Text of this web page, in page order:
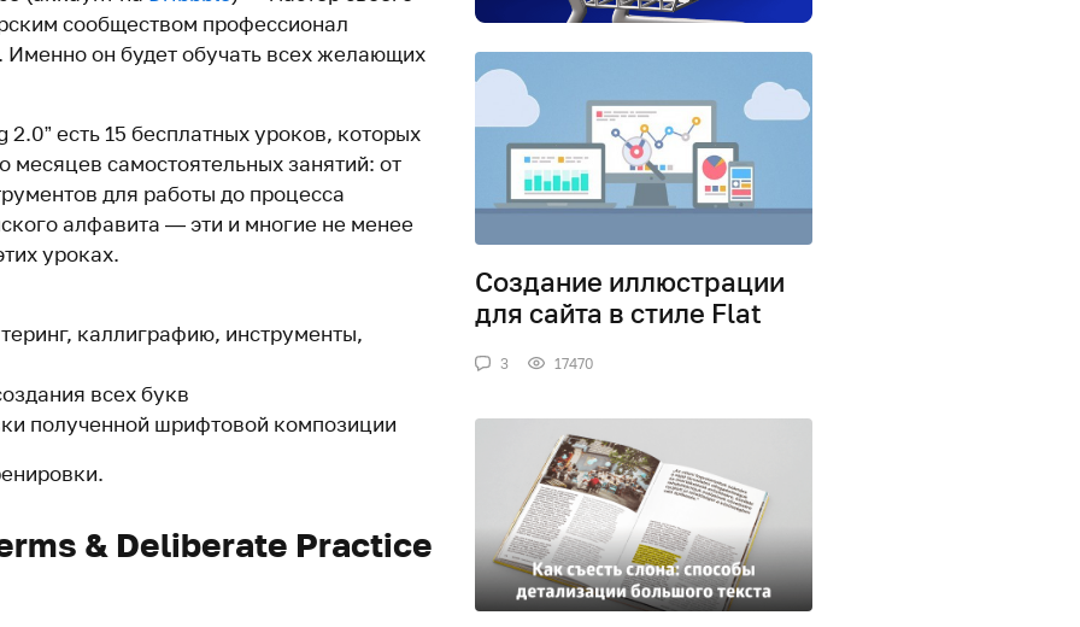
сообществом профессионал
Именно он будет обучать всех желающих
есть 15 бесплатных уроков, которых
месяцев самостоятельных занятий: от
для работы до процесса
алфавита — эти и многие не менее
уроках.
каллиграфию, инструменты,
всех букв
полученной шрифтовой композиции
& Deliberate Practice
Создание иллюстрации
для сайта в стиле Flat
3 17470